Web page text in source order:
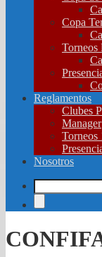
Copa
Torneos
Reglamentos
Clubes
Manager
Torneos
Nosotros